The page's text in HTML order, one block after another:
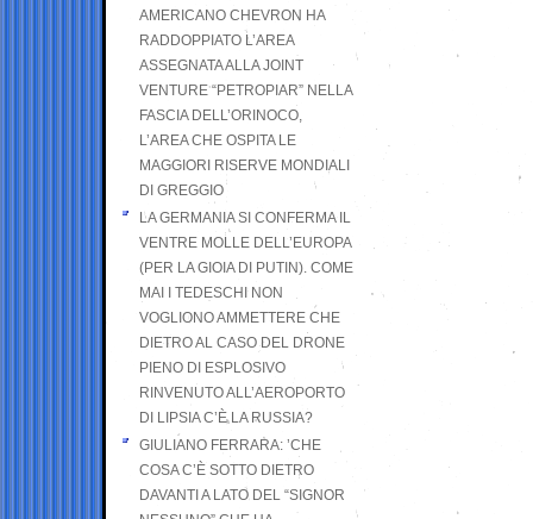
AMERICANO CHEVRON HA
RADDOPPIATO L’AREA
ASSEGNATA ALLA JOINT
VENTURE “PETROPIAR” NELLA
FASCIA DELL’ORINOCO,
L’AREA CHE OSPITA LE
MAGGIORI RISERVE MONDIALI
DI GREGGIO
LA GERMANIA SI CONFERMA IL
VENTRE MOLLE DELL’EUROPA
(PER LA GIOIA DI PUTIN). COME
MAI I TEDESCHI NON
VOGLIONO AMMETTERE CHE
DIETRO AL CASO DEL DRONE
PIENO DI ESPLOSIVO
RINVENUTO ALL’AEROPORTO
DI LIPSIA C’È LA RUSSIA?
GIULIANO FERRARA: ’CHE
COSA C’È SOTTO DIETRO
DAVANTI A LATO DEL “SIGNOR